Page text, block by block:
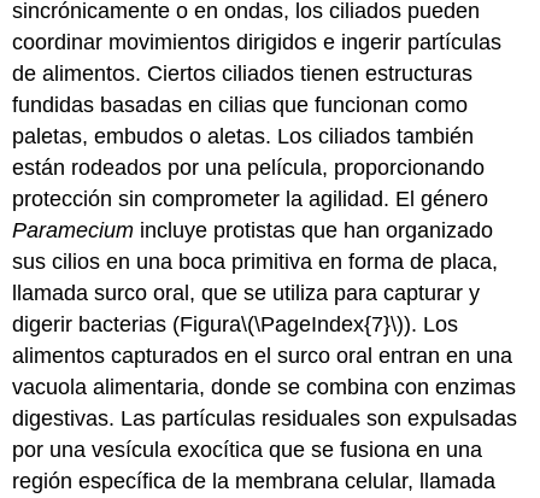
sincrónicamente o en ondas, los ciliados pueden
coordinar movimientos dirigidos e ingerir partículas
de alimentos. Ciertos ciliados tienen estructuras
fundidas basadas en cilias que funcionan como
paletas, embudos o aletas. Los ciliados también
están rodeados por una película, proporcionando
protección sin comprometer la agilidad. El género
Paramecium incluye protistas que han organizado
sus cilios en una boca primitiva en forma de placa,
llamada surco oral, que se utiliza para capturar y
digerir bacterias (Figura\(\PageIndex{7}\)). Los
alimentos capturados en el surco oral entran en una
vacuola alimentaria, donde se combina con enzimas
digestivas. Las partículas residuales son expulsadas
por una vesícula exocítica que se fusiona en una
región específica de la membrana celular, llamada